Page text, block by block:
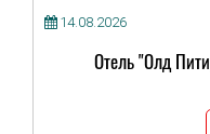
14.08.2026
Отель "Олд